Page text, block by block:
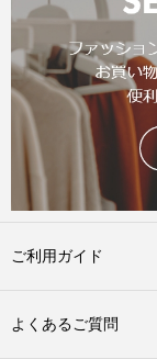
ご利用ガイド
よくあるご質問